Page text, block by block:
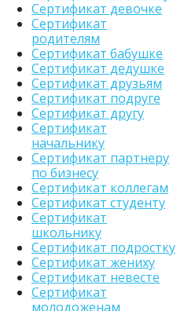
Сертификат девочке
Сертификат
родителям
Сертификат бабушке
Сертификат дедушке
Сертификат друзьям
Сертификат подруге
Сертификат другу
Сертификат
начальнику
Сертификат партнеру
по бизнесу
Сертификат коллегам
Сертификат студенту
Сертификат
школьнику
Сертификат подростку
Сертификат жениху
Сертификат невесте
Сертификат
молодоженам